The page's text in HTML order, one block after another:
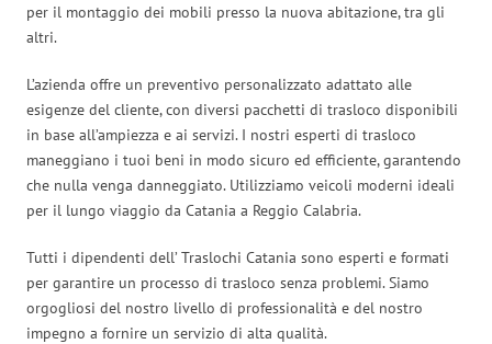
per il montaggio dei mobili presso la nuova abitazione, tra gli
altri.
L’azienda offre un preventivo personalizzato adattato alle
esigenze del cliente, con diversi pacchetti di trasloco disponibili
in base all’ampiezza e ai servizi. I nostri esperti di trasloco
maneggiano i tuoi beni in modo sicuro ed efficiente, garantendo
che nulla venga danneggiato. Utilizziamo veicoli moderni ideali
per il lungo viaggio da Catania a Reggio Calabria.
Tutti i dipendenti dell’ Traslochi Catania sono esperti e formati
per garantire un processo di trasloco senza problemi. Siamo
orgogliosi del nostro livello di professionalità e del nostro
impegno a fornire un servizio di alta qualità.